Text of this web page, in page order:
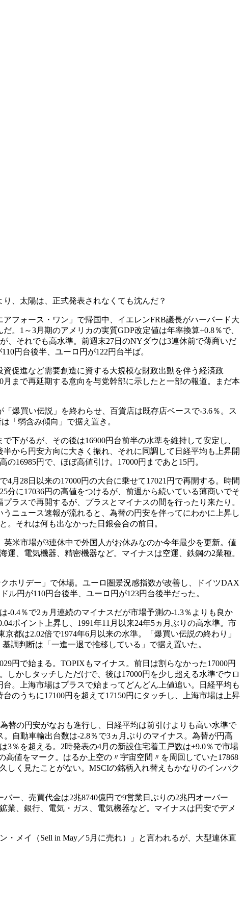
、太陽は、正式発表されなくても沈んだ？
フォース・ワン」で帰国中、イエレンFRB議長がハーバード大
。1～3月期のアメリカの実質GDP改定値は年率換算+0.8％で、
、それでも高水準。前週末27日のNYダウは3連休前で薄商いだ
円台後半、ユーロ円が122円台半ば。
促進など需要創造に資する大規模な財政出動を伴う経済政
まで再延期する意向を与党幹部に示したと一部の報道。まだ本
爆買い伝説」を終わらせ、百貨店は既存店ベースで-3.6％。ス
「弱含み傾向」で据え置き。
下がるが、その後は16900円台前半の水準を維持して安定し、
から円安方向に大きく振れ、それに同調して日経平均も上昇開
16985円で、ほぼ高値引け。17000円まであと15円。
28日以来の17000円の大台に乗せて17021円で再開する。時間
分に17036円の高値をつけるが、前週から続いている薄商いでそ
ラスで再開するが、プラスとマイナスの間を行ったり来たり。
ニュース速報が流れると、為替の円安を伴ってにわかに上昇し
。それは何も出なかった日銀会合の前日。
英米市場が3連休中で外国人がお休みなのか今年最少を更新。値
運、電気機器、精密機器など。マイナスは空運、鉄鋼の2業種。
ホリデー」で休場。ユーロ圏景況感指数が改善し、ドイツDAX
円が110円台後半、ユーロ円が123円台後半だった。
0.4％で2ヵ月連続のマイナスだが市場予測の-1.3％よりも良か
ポイント上昇し、1991年11月以来24年5ヵ月ぶりの高水準。市
都は2.02倍で1974年6月以来の水準。「爆買い伝説の終わり」
調判断は「一進一退で推移している」で据え置いた。
円で始まる。TOPIXもマイナス。前日は割らなかった17000円
かしタッチしただけで、後は17000円を少し超える水準でウロ
。上海市場はプラスで始まってどんどん上値追い。日経平均も
のうちに17100円を超えて17150円にタッチし、上海市場は上昇
替の円安がなおも進行し、日経平均は前引けよりも高い水準で
自動車輸出台数は-2.8％で3ヵ月ぶりのマイナス。為替が円高
％を超える。2時発表の4月の新設住宅着工戸数は+9.0％で市場
値をマーク。はるか上空の〃宇宙空間〃を周回していた17868
しく見たことがない。MSCIの銘柄入れ替えもかなりのインパク
ー、売買代金は2兆8740億円で9営業日ぶりの2兆円オーバー
業、銀行、電気・ガス、電気機器など。マイナスは円安でデメ
メイ（Sell in May／5月に売れ）」と言われるが、大型連休直